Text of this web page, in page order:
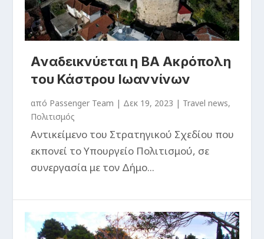
Αναδεικνύεται η ΒΑ Ακρόπολη
του Κάστρου Ιωαννίνων
από Passenger Team | Δεκ 19, 2023 | Travel news,
Πολιτισμός
Αντικείμενο του Στρατηγικού Σχεδίου που
εκπονεί το Υπουργείο Πολιτισμού, σε
συνεργασία με τον Δήμο...